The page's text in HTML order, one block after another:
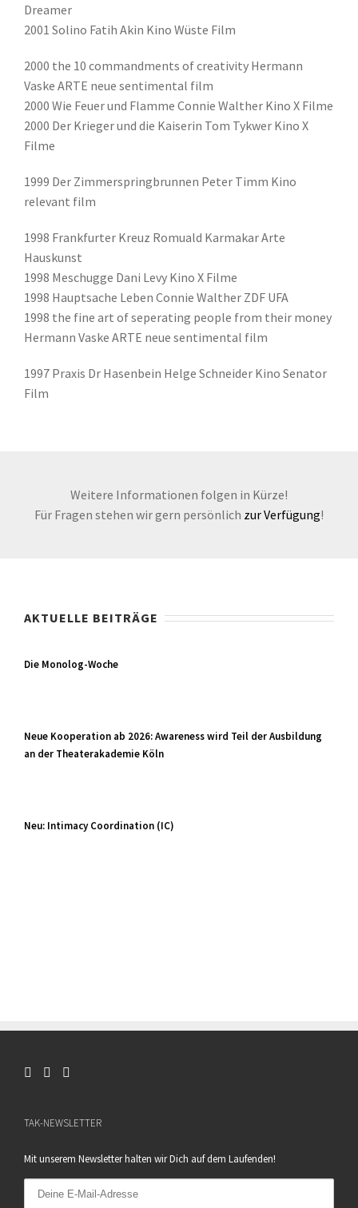
Dreamer
2001 Solino Fatih Akin Kino Wüste Film
2000 the 10 commandments of creativity Hermann
Vaske ARTE neue sentimental film
2000 Wie Feuer und Flamme Connie Walther Kino X Filme
2000 Der Krieger und die Kaiserin Tom Tykwer Kino X
Filme
1999 Der Zimmerspringbrunnen Peter Timm Kino
relevant film
1998 Frankfurter Kreuz Romuald Karmakar Arte
Hauskunst
1998 Meschugge Dani Levy Kino X Filme
1998 Hauptsache Leben Connie Walther ZDF UFA
1998 the fine art of seperating people from their money
Hermann Vaske ARTE neue sentimental film
1997 Praxis Dr Hasenbein Helge Schneider Kino Senator
Film
Weitere Informationen folgen in Kürze!
Für Fragen stehen wir gern persönlich zur Verfügung!
AKTUELLE BEITRÄGE
Die Monolog-Woche
Neue Kooperation ab 2026: Awareness wird Teil der Ausbildung
an der Theaterakademie Köln
Neu: Intimacy Coordination (IC)
TAK-NEWSLETTER
Mit unserem Newsletter halten wir Dich auf dem Laufenden!